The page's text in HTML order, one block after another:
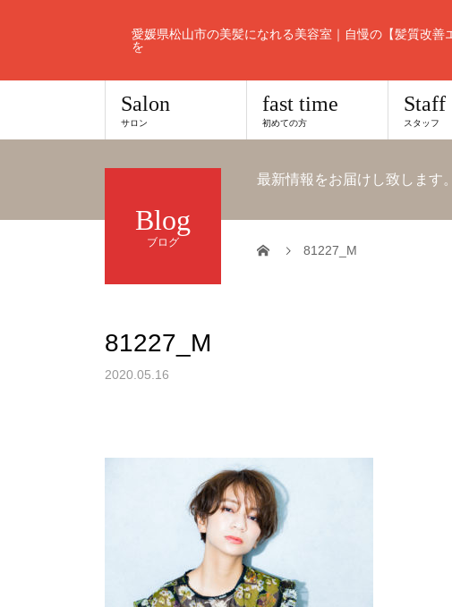
愛媛県松山市の美髪になれる美容室｜自慢の【髪質改
を
Salon
サロン
fast time
初めての方
Staff
スタッフ
Blog
ブログ
最新情報をお届けし致します。
81227_M
81227_M
2020.05.16